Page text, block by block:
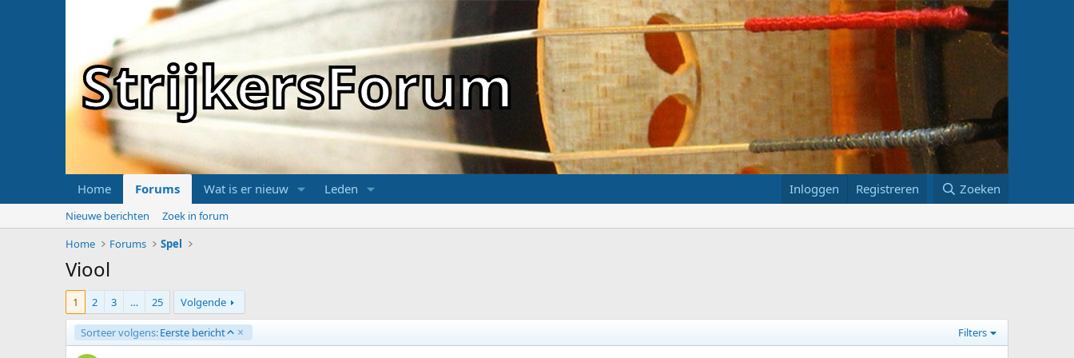
StrijkersForum
Home Forums Wat is er nieuw Leden Inloggen Registreren Zoeken
Nieuwe berichten
Zoek in forum
Home
Forums Spel
Viool
1 2 3 … 25 Volgende
Sorteer volgens:Eerste bericht
O
p
Filters